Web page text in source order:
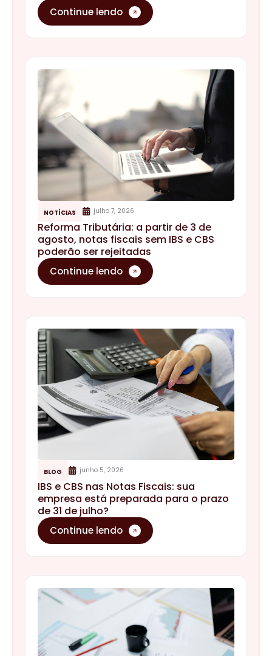
Continue lendo
NOTÍCIAS julho 7, 2026
Reforma Tributária: a partir de 3 de
agosto, notas fiscais sem IBS e CBS
poderão ser rejeitadas
Continue lendo
BLOG junho 5, 2026
IBS e CBS nas Notas Fiscais: sua
empresa está preparada para o prazo
de 31 de julho?
Continue lendo